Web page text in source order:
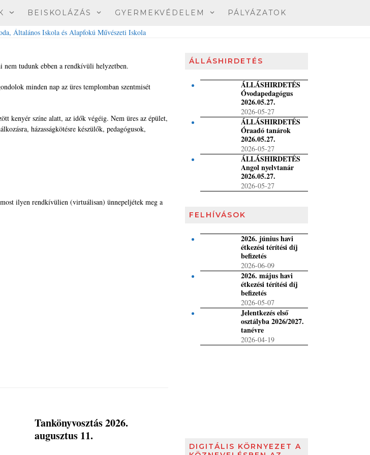
BEISKOLÁZÁS GYERMEKVÉDELEM PÁLYÁZATOK
tudunk ebben a rendkívüli helyzetben.
minden nap az üres templomban szentmisét
kenyér színe alatt, az idők végéig. Nem üres az épület,
házasságkötésre készülők, pedagógusok,
ilyen rendkívülien (virtuálisan) ünnepeljétek meg a
Tankönyvosztás 2026.
augusztus 11.
ÁLLÁSHIRDETÉS
ÁLLÁSHIRDETÉS
Óvodapedagógus
2026.05.27.
2026-05-27
ÁLLÁSHIRDETÉS
Óraadó tanárok
2026.05.27.
2026-05-27
ÁLLÁSHIRDETÉS
Angol nyelvtanár
2026.05.27.
2026-05-27
FELHÍVÁSOK
2026. június havi
étkezési térítési díj
befizetés
2026-06-09
2026. május havi
étkezési térítési díj
befizetés
2026-05-07
Jelentkezés első
osztályba 2026/2027.
tanévre
2026-04-19
DIGITÁLIS KÖRNYEZET A